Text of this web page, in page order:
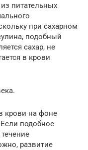
питательных
при сахарном
подобный
сахар, не
в крови
крови на фоне
Если подобное
развитие